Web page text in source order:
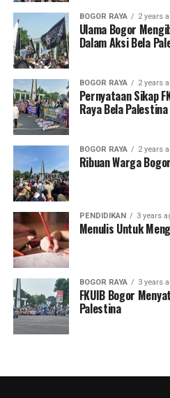
BOGOR RAYA 2 years
Ulama Bogor
Dalam Aksi Bela
BOGOR RAYA 2 years
Pernyataan Sikap
Raya Bela Palestina
BOGOR RAYA 2 years
Ribuan Warga
PENDIDIKAN 3 years
Menulis Untuk
BOGOR RAYA 3 years
FKUIB Bogor
Palestina